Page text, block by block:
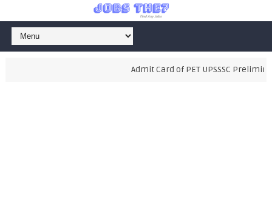
Admit Card of PET UPSSSC